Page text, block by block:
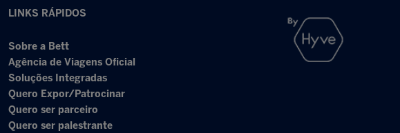
LINKS RÁPIDOS
Sobre a Bett
Agência de Viagens Oficial
Soluções Integradas
Quero Expor/Patrocinar
Quero ser parceiro
Quero ser palestrante